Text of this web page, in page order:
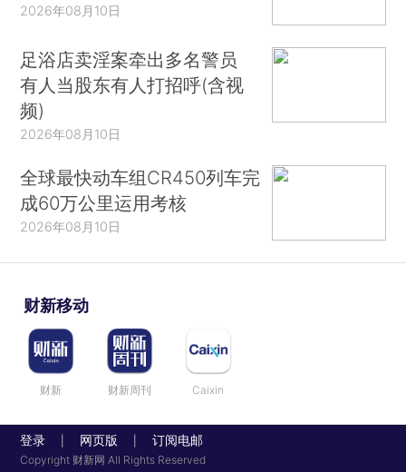
2026年08月10日
足浴店卖淫案牵出多名警员
有人当股东有人打招呼(含视
频)
2026年08月10日
全球最快动车组CR450列车完
成60万公里运用考核
2026年08月10日
财新移动
财新 财新周刊 Caixin
登录 网页版 订阅电邮
Copyright 财新网 All Rights Reserved